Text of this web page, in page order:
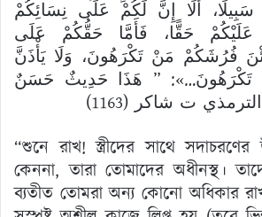
سَبِيلًا، أَلَا إِنَّ لَكُمْ عَلَى نِسَائِكُمْ
عَلَيْكُمْ حَقًّا، فَأَمَّا حَقُّكُمْ عَلَى
فُرُشَكُمْ مَنْ تَكْرَهُونَ، وَلَا يَأْذَنَّ
تَكْرَهُونَ…»: ” هَذَا حَدِيثٌ حَسَنٌ
ت شاكر (1163)
“শুনে রাখ! স্ত্রীদের সাথে
কেননা, তারা তোমাদের অধীনস্থ।
ব্যতীত তোমরা অন্য কোনো অধিকার